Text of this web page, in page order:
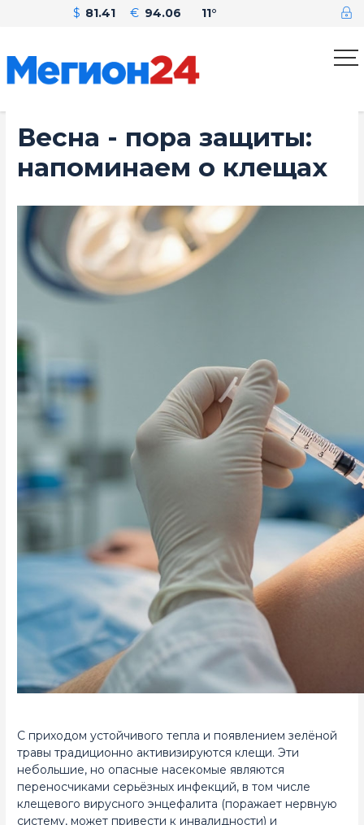
$ 81.41 € 94.06 11°
Весна - пора защиты:
напоминаем о клещах
С приходом устойчивого тепла и появлением зелёной
травы традиционно активизируются клещи. Эти
небольшие, но опасные насекомые являются
переносчиками серьёзных инфекций, в том числе
клещевого вирусного энцефалита (поражает нервную
систему, может привести к инвалидности) и